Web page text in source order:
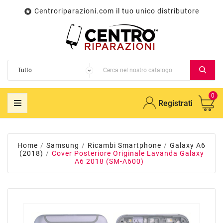
 Centroriparazioni.com il tuo unico distributore
Registrati
0
Home Samsung Ricambi Smartphone
Galaxy A6
(2018)
Cover Posteriore Originale Lavanda Galaxy
A6 2018 (SM-A600)